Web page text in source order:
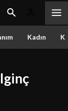
Kadın